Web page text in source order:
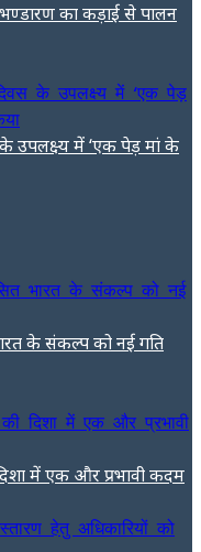
का कड़ाई से पालन
के उपलक्ष्य में ‘एक पेड़ मां के
के संकल्प को नई गति
में एक और प्रभावी कदम